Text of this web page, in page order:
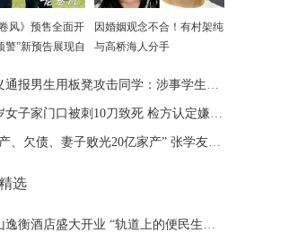
风》预售全面开
警”新预告展现自
因婚姻观念不合！有村架纯
与高桥海人分手
河南巩义通报男生用板凳攻击同学：涉事学生已被劝退
成都27岁女子家门口被刺10刀致死 检方认定嫌犯患精神分裂
网传“破产、欠债、妻子败光20亿家产” 张学友回应了
选
青铁崂山逸衡酒店盛大开业 “轨道上的便民生活圈”渐行渐近